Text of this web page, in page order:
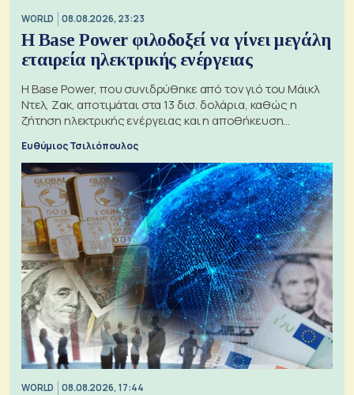
WORLD 08.08.2026, 23:23
Η Base Power φιλοδοξεί να γίνει μεγάλη
εταιρεία ηλεκτρικής ενέργειας
Η Base Power, που συνιδρύθηκε από τον γιό του Μάικλ
Ντελ, Ζακ, αποτιμάται στα 13 δισ. δολάρια, καθώς η
ζήτηση ηλεκτρικής ενέργειας και η αποθήκευση
Ευθύμιος Τσιλιόπουλος
WORLD 08.08.2026, 17:44